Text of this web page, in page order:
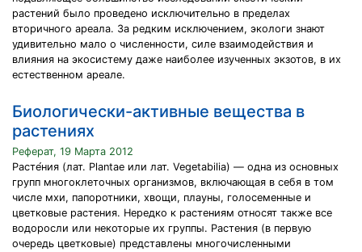
растений было проведено исключительно в пределах
вторичного ареала. За редким исключением, экологи знают
удивительно мало о численности, силе взаимодействия и
влияния на экосистему даже наиболее изученных экзотов, в их
естественном ареале.
Биологически-активные вещества в
растениях
Реферат, 19 Марта 2012
Расте́ния (лат. Plantae или лат. Vegetabilia) — одна из основных
групп многоклеточных организмов, включающая в себя в том
числе мхи, папоротники, хвощи, плауны, голосеменные и
цветковые растения. Нередко к растениям относят также все
водоросли или некоторые их группы. Растения (в первую
очередь цветковые) представлены многочисленными